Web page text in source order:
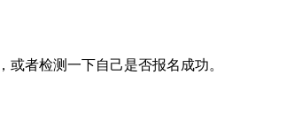
者检测一下自己是否报名成功。